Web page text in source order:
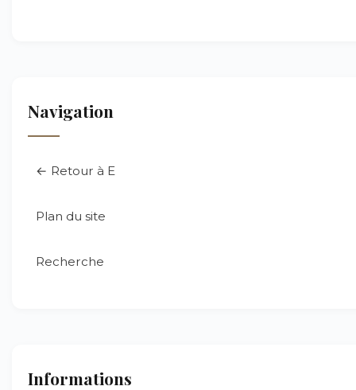
Navigation
← Retour à E
Plan du site
Recherche
Informations